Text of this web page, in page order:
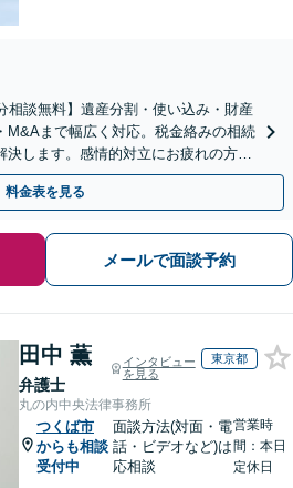
相談無料】遺産分割・使い込み・財産
M&Aまで幅広く対応。税金絡みの相続
決します。感情的対立にお疲れの方や
軽にご相談ください。
料金表を見る
メールで面談予約
田中 薫
弁護士
インタビュー
を見る
東京都
丸の内中央法律事務所
つくば市
からも相談
受付中
面談方法(対面・電
話・ビデオなど)は
応相談
営業時
間：本日
定休日